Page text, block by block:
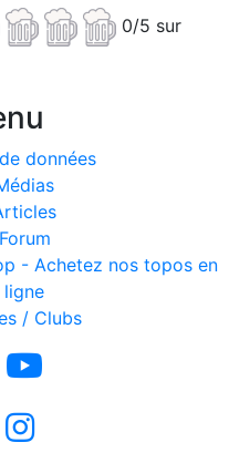
0/5 sur
données
Forum
- Achetez nos topos en
ligne
/ Clubs